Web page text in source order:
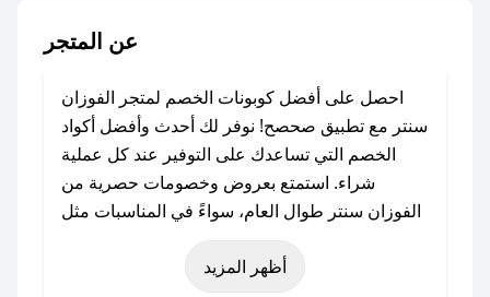
عن المتجر
احصل على أفضل كوبونات الخصم لمتجر الفوزان
سنتر مع تطبيق صحصح! نوفر لك أحدث وأفضل أكواد
الخصم التي تساعدك على التوفير عند كل عملية
شراء. استمتع بعروض وخصومات حصرية من
الفوزان سنتر طوال العام، سواءً في المناسبات مثل
عيد الفطر، عيد الأضحى، الجمعة البيضاء (شهر
نوفمبر)، رمضان، اليوم الوطني، يوم التأسيس، أو
أظهر المزيد